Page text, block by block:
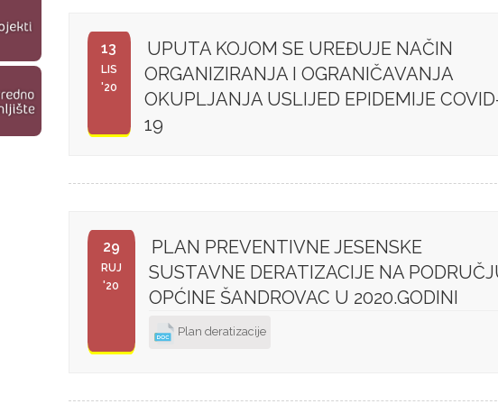
13
LIS
'20
UPUTA KOJOM SE UREĐUJE NAČIN
ORGANIZIRANJA I OGRANIČAVANJA
OKUPLJANJA USLIJED EPIDEMIJE
19
29
RUJ
'20
PLAN PREVENTIVNE JESENSKE
SUSTAVNE DERATIZACIJE NA
OPĆINE ŠANDROVAC U 2020.GODINI
Plan deratizacije